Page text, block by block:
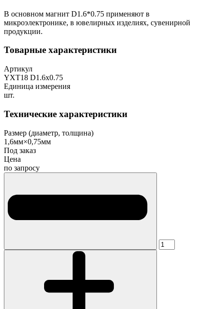
В основном магнит D1.6*0.75 применяют в
микроэлектронике, в ювелирных изделиях, сувенирной
продукции.
Товарные характеристики
Артикул
YXT18 D1.6x0.75
Единица измерения
шт.
Технические характеристики
Размер (диаметр, толщина)
1,6мм×0,75мм
Под заказ
Цена
по запросу